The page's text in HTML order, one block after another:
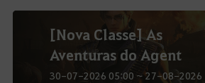
[Nova Classe] As
Aventuras do Agent
30-07-2026 05:00 ~ 27-08-2026